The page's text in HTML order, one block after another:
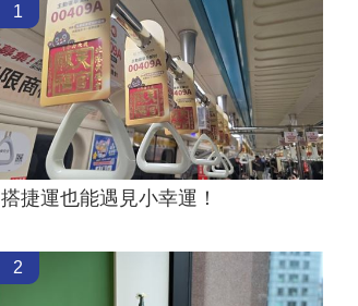
1
搭捷運也能遇見小幸運！
2